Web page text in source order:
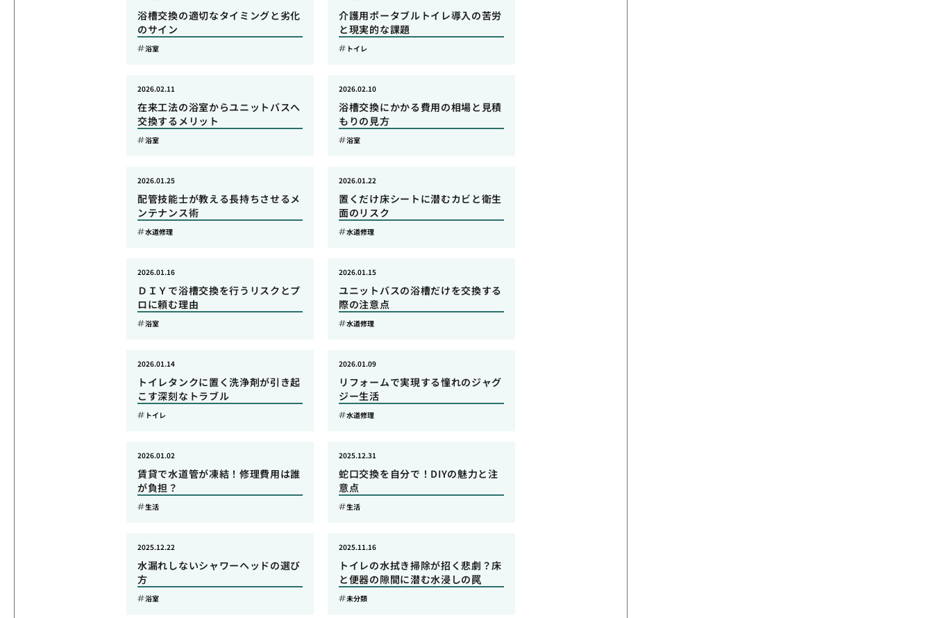
浴槽交換の適切なタイミングと劣化
のサイン
浴室
介護用ポータブルトイレ導入の苦労
と現実的な課題
トイレ
在来工法の浴室からユニットバスへ
交換するメリット
2026.02.11
浴室
浴槽交換にかかる費用の相場と見積
もりの見方
2026.02.10
浴室
配管技能士が教える長持ちさせるメ
ンテナンス術
2026.01.25
水道修理
置くだけ床シートに潜むカビと衛生
面のリスク
2026.01.22
水道修理
ＤＩＹで浴槽交換を行うリスクとプ
ロに頼む理由
2026.01.16
浴室
ユニットバスの浴槽だけを交換する
際の注意点
2026.01.15
水道修理
トイレタンクに置く洗浄剤が引き起
こす深刻なトラブル
2026.01.14
トイレ
リフォームで実現する憧れのジャグ
ジー生活
2026.01.09
水道修理
賃貸で水道管が凍結！修理費用は誰
が負担？
2026.01.02
生活
蛇口交換を自分で！DIYの魅力と注
意点
2025.12.31
生活
水漏れしないシャワーヘッドの選び
方
2025.12.22
浴室
トイレの水拭き掃除が招く悲劇？床
と便器の隙間に潜む水浸しの罠
2025.11.16
未分類